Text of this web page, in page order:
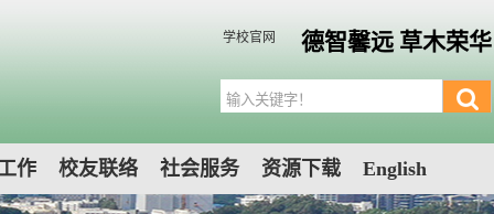
学校官网 德智馨远 草木荣华
作 校友联络 社会服务 资源下载 English